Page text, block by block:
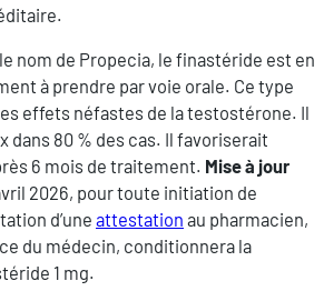
nom de Propecia, le finastéride est en
à prendre par voie orale. Ce type
effets néfastes de la testostérone. Il
dans 80 % des cas. Il favoriserait
6 mois de traitement. Mise à jour
2026, pour toute initiation de
d’une attestation au pharmacien,
du médecin, conditionnera la
1 mg.